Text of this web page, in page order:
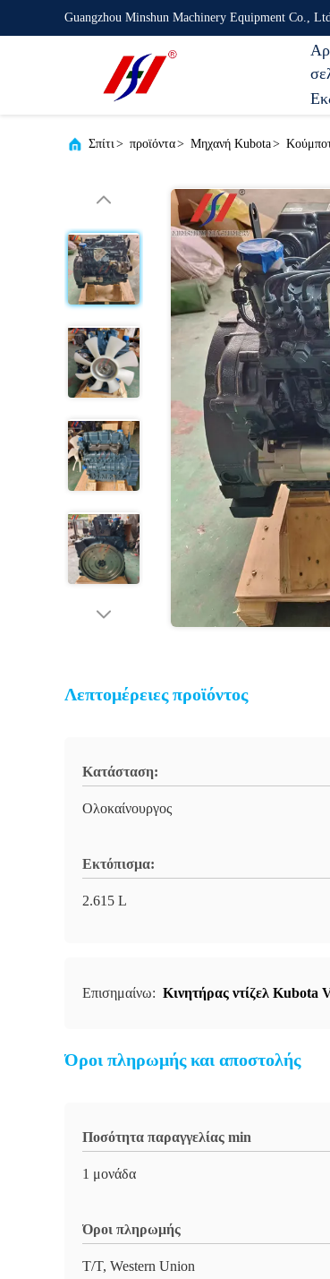
Guangzhou Minshun Machinery Equipment Co.,
Σπίτι> προϊόντα> Μηχανή Kubota>
Λεπτομέρειες προϊόντος
Κατάσταση:
Ολοκαίνουργος
Εκτόπισμα:
2.615 L
Επισημαίνω: Κινητήρας ντίζελ Kubota
Όροι πληρωμής και αποστολής
Ποσότητα παραγγελίας min
1 μονάδα
Όροι πληρωμής
T/T, Western Union